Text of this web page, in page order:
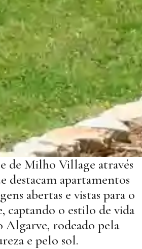
de Milho Village através
destacam apartamentos
abertas e vistas para o
captando o estilo de vida
rodeado pela
e pelo sol.